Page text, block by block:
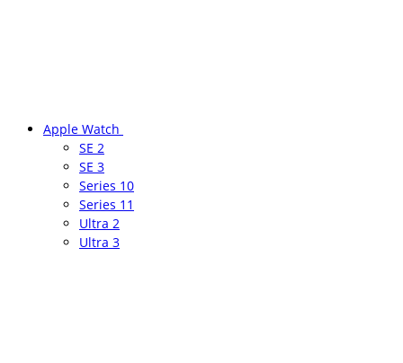
Apple Watch
SE 2
SE 3
Series 10
Series 11
Ultra 2
Ultra 3